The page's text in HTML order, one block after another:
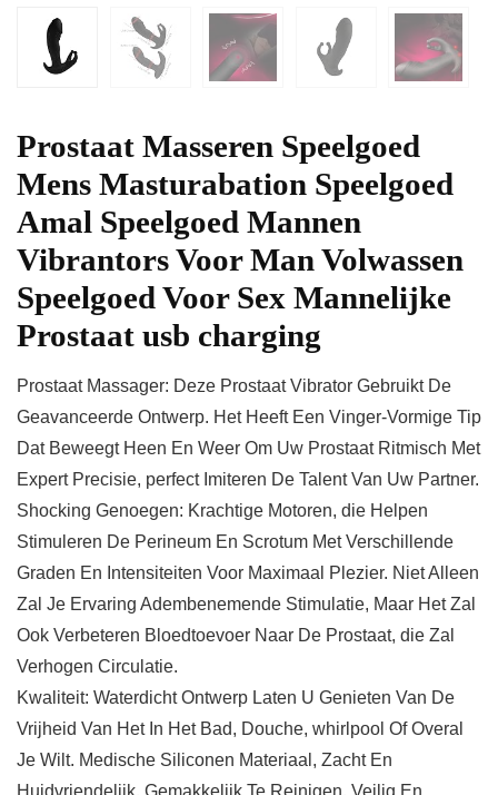
Prostaat Masseren Speelgoed
Mens Masturabation Speelgoed
Amal Speelgoed Mannen
Vibrantors Voor Man Volwassen
Speelgoed Voor Sex Mannelijke
Prostaat usb charging
Prostaat Massager: Deze Prostaat Vibrator Gebruikt De
Geavanceerde Ontwerp. Het Heeft Een Vinger-Vormige Tip
Dat Beweegt Heen En Weer Om Uw Prostaat Ritmisch Met
Expert Precisie, perfect Imiteren De Talent Van Uw Partner.
Shocking Genoegen: Krachtige Motoren, die Helpen
Stimuleren De Perineum En Scrotum Met Verschillende
Graden En Intensiteiten Voor Maximaal Plezier. Niet Alleen
Zal Je Ervaring Adembenemende Stimulatie, Maar Het Zal
Ook Verbeteren Bloedtoevoer Naar De Prostaat, die Zal
Verhogen Circulatie.
Kwaliteit: Waterdicht Ontwerp Laten U Genieten Van De
Vrijheid Van Het In Het Bad, Douche, whirlpool Of Overal
Je Wilt. Medische Siliconen Materiaal, Zacht En